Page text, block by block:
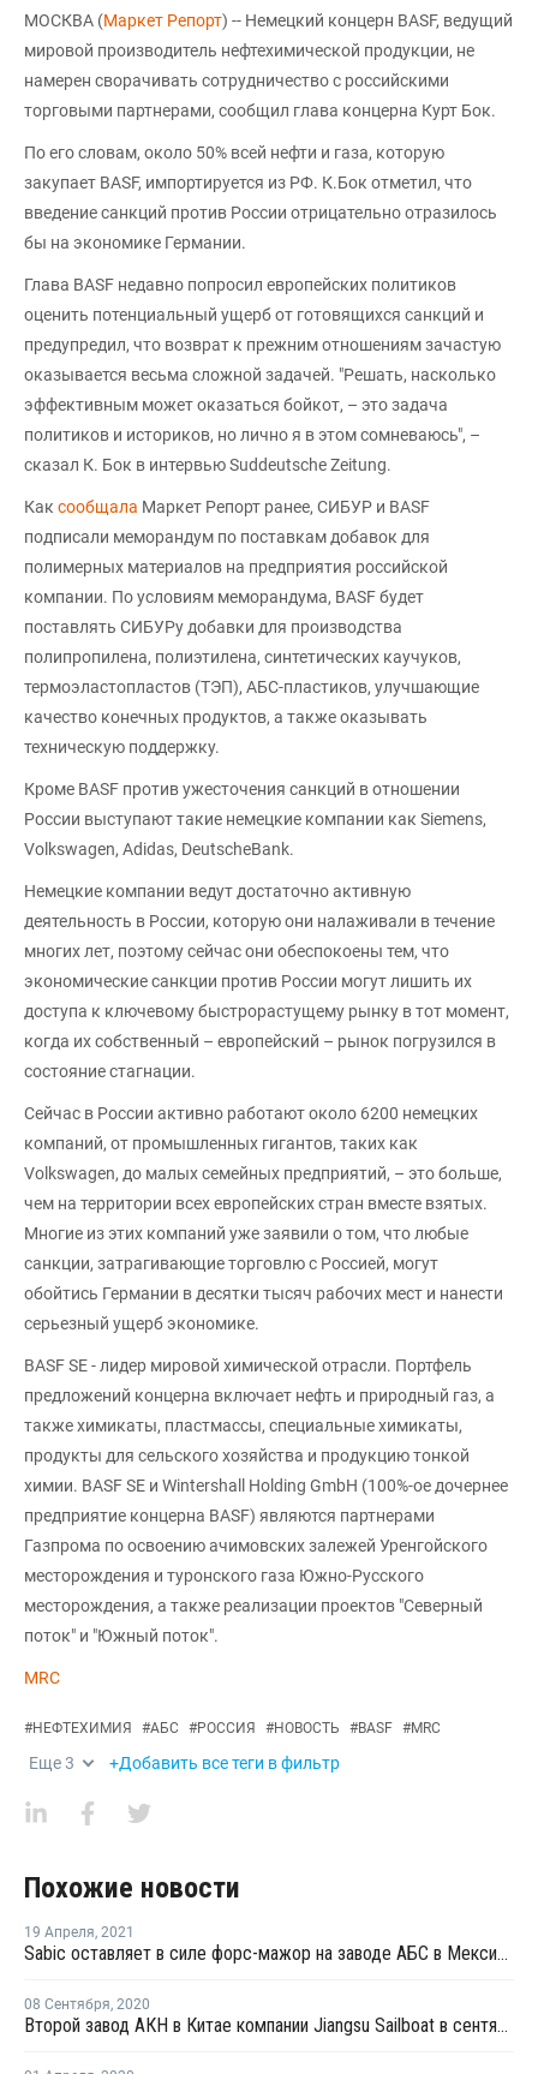
МОСКВА (Маркет Репорт) -- Немецкий концерн BASF, ведущий
мировой производитель нефтехимической продукции, не
намерен сворачивать сотрудничество с российскими
торговыми партнерами, сообщил глава концерна Курт Бок.
По его словам, около 50% всей нефти и газа, которую
закупает BASF, импортируется из РФ. К.Бок отметил, что
введение санкций против России отрицательно отразилось
бы на экономике Германии.
Глава BASF недавно попросил европейских политиков
оценить потенциальный ущерб от готовящихся санкций и
предупредил, что возврат к прежним отношениям зачастую
оказывается весьма сложной задачей. "Решать, насколько
эффективным может оказаться бойкот, – это задача
политиков и историков, но лично я в этом сомневаюсь", –
сказал К. Бок в интервью Suddeutsche Zeitung.
Как сообщала Маркет Репорт ранее, СИБУР и BASF
подписали меморандум по поставкам добавок для
полимерных материалов на предприятия российской
компании. По условиям меморандума, BASF будет
поставлять СИБУРу добавки для производства
полипропилена, полиэтилена, синтетических каучуков,
термоэластопластов (ТЭП), АБС-пластиков, улучшающие
качество конечных продуктов, а также оказывать
техническую поддержку.
Кроме BASF против ужесточения санкций в отношении
России выступают такие немецкие компании как Siemens,
Volkswagen, Adidas, DeutscheBank.
Немецкие компании ведут достаточно активную
деятельность в России, которую они налаживали в течение
многих лет, поэтому сейчас они обеспокоены тем, что
экономические санкции против России могут лишить их
доступа к ключевому быстрорастущему рынку в тот момент,
когда их собственный – европейский – рынок погрузился в
состояние стагнации.
Сейчас в России активно работают около 6200 немецких
компаний, от промышленных гигантов, таких как
Volkswagen, до малых семейных предприятий, – это больше,
чем на территории всех европейских стран вместе взятых.
Многие из этих компаний уже заявили о том, что любые
санкции, затрагивающие торговлю с Россией, могут
обойтись Германии в десятки тысяч рабочих мест и нанести
серьезный ущерб экономике.
BASF SE - лидер мировой химической отрасли. Портфель
предложений концерна включает нефть и природный газ, а
также химикаты, пластмассы, специальные химикаты,
продукты для сельского хозяйства и продукцию тонкой
химии. BASF SE и Wintershall Holding GmbH (100%-ое дочернее
предприятие концерна BASF) являются партнерами
Газпрома по освоению ачимовских залежей Уренгойского
месторождения и туронского газа Южно-Русского
месторождения, а также реализации проектов "Северный
поток" и "Южный поток".
MRC
#НЕФТЕХИМИЯ #АБС #РОССИЯ #НОВОСТЬ #BASF #MRC
Еще3 +Добавить все теги в фильтр
Похожие новости
19 Апреля, 2021
Sabic оставляет в силе форс-мажор на заводе АБС в Мексике
08 Сентября, 2020
Второй завод АКН в Китае компании Jiangsu Sailboat в сентябре продолжает работать с 50% загрузкой